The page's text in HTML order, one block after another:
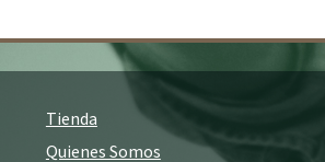
Tienda
Quienes Somos